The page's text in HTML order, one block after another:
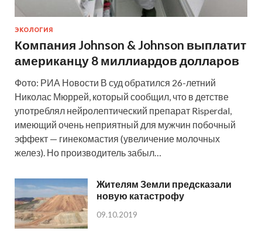
ЭКОЛОГИЯ
Компания Johnson & Johnson выплатит
американцу 8 миллиардов долларов
Фото: РИА Новости В суд обратился 26-летний
Николас Мюррей, который сообщил, что в детстве
употреблял нейролептический препарат Risperdal,
имеющий очень неприятный для мужчин побочный
эффект — гинекомастия (увеличение молочных
желез). Но производитель забыл…
Жителям Земли предсказали
новую катастрофу
09.10.2019